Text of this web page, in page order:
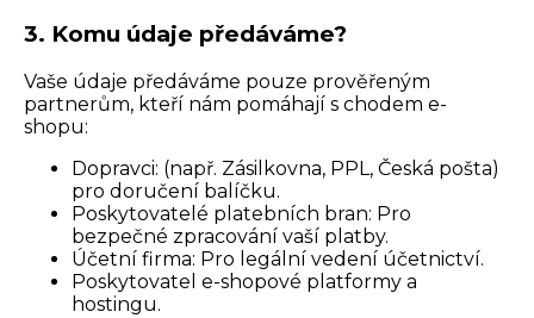
3. Komu údaje předáváme?
Vaše údaje předáváme pouze prověřeným
partnerům, kteří nám pomáhají s chodem e-
shopu:
Dopravci: (např. Zásilkovna, PPL, Česká pošta)
pro doručení balíčku.
Poskytovatelé platebních bran: Pro
bezpečné zpracování vaší platby.
Účetní firma: Pro legální vedení účetnictví.
Poskytovatel e-shopové platformy a
hostingu.